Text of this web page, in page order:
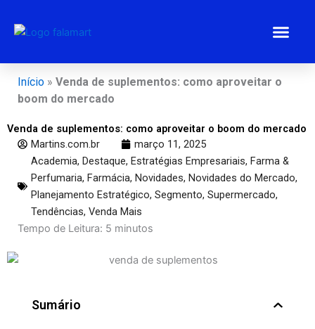
para
Início » Venda de suplementos: como aproveitar o
boom do mercado
Venda de suplementos: como aproveitar o boom do mercado
Martins.com.br
março 11, 2025
Academia, Destaque, Estratégias Empresariais, Farma &
Perfumaria, Farmácia, Novidades, Novidades do Mercado,
Planejamento Estratégico, Segmento, Supermercado,
Tendências, Venda Mais
Tempo de Leitura: 5 minutos
Sumário